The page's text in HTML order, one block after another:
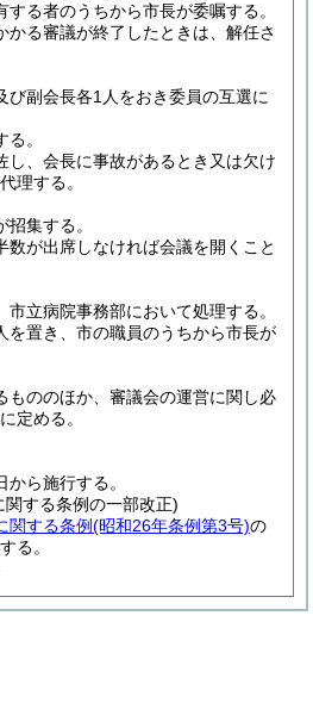
る者のうちから市長が委嘱する。
かる審議が終了したときは、解任さ
び副会長各1人をおき委員の互選に
。
し、会長に事故があるとき又は欠け
理する。
集する。
数が出席しなければ会議を開くこと
市立病院事務部において処理する。
を置き、市の職員のうちから市長が
もののほか、審議会の運営に関し必
定める。
から施行する。
する条例の一部改正)
関する条例(昭和26年条例第3号)の
る。